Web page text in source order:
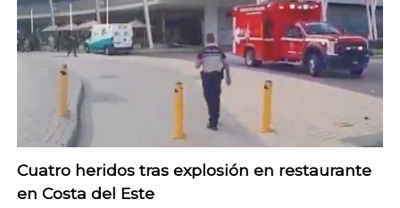
Cuatro heridos tras explosión en restaurante
en Costa del Este